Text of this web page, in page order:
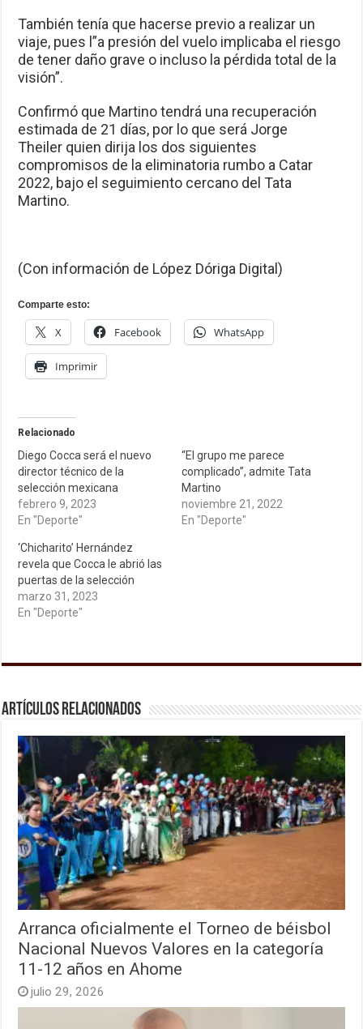
También tenía que hacerse previo a realizar un
viaje, pues l”a presión del vuelo implicaba el riesgo
de tener daño grave o incluso la pérdida total de la
visión”.
Confirmó que Martino tendrá una recuperación
estimada de 21 días, por lo que será Jorge
Theiler quien dirija los dos siguientes
compromisos de la eliminatoria rumbo a Catar
2022, bajo el seguimiento cercano del Tata
Martino.
(Con información de López Dóriga Digital)
Comparte esto:
X Facebook WhatsApp
Imprimir
Relacionado
Diego Cocca será el nuevo
director técnico de la
selección mexicana
febrero 9, 2023
En "Deporte"
“El grupo me parece
complicado”, admite Tata
Martino
noviembre 21, 2022
En "Deporte"
‘Chicharito’ Hernández
revela que Cocca le abrió las
puertas de la selección
marzo 31, 2023
En "Deporte"
Artículos relacionados
Arranca oficialmente el Torneo de béisbol
Nacional Nuevos Valores en la categoría
11-12 años en Ahome
julio 29, 2026